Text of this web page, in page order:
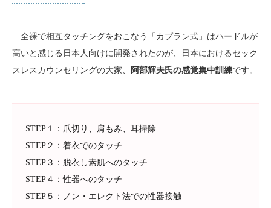
全裸で相互タッチングをおこなう「カプラン式」はハードルが
高いと感じる日本人向けに開発されたのが、日本におけるセック
スレスカウンセリングの大家、
阿部輝夫氏の感覚集中訓練です。
STEP１：爪切り、肩もみ、耳掃除
STEP２：着衣でのタッチ
STEP３：脱衣し素肌へのタッチ
STEP４：性器へのタッチ
STEP５：ノン・エレクト法での性器接触